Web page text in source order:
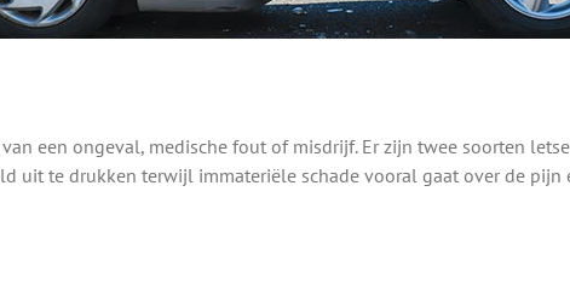
een ongeval, medische fout of misdrijf. Er zijn twee soorten
uit te drukken terwijl immateriële schade vooral gaat over de pijn